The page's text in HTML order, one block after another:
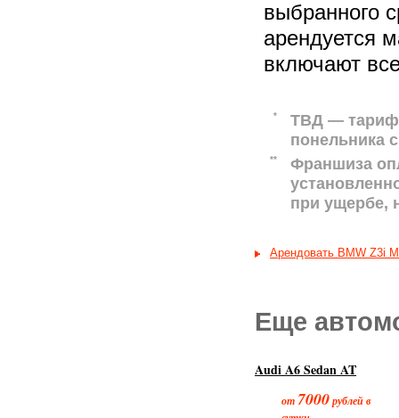
выбранного
арендуется
включают
*
ТВД — тариф
понельника
**
Франшиза
при ущербе,
Арендовать BMW Z3i
Еще
Audi A6 Sedan AT
от 7000рублей в